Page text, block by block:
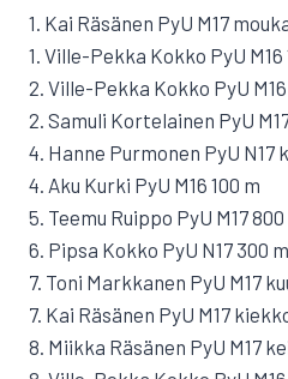
1. Kai Räsänen PyU M17
1. Ville-Pekka Kokko PyU M16
2. Ville-Pekka Kokko PyU
2. Samuli Kortelainen PyU
4. Hanne Purmonen PyU N17
4. Aku Kurki PyU M16 100 m
5. Teemu Ruippo PyU M17 800
6. Pipsa Kokko PyU N17 300 m
7. Toni Markkanen PyU M17
7. Kai Räsänen PyU M17
8. Miikka Räsänen PyU M17